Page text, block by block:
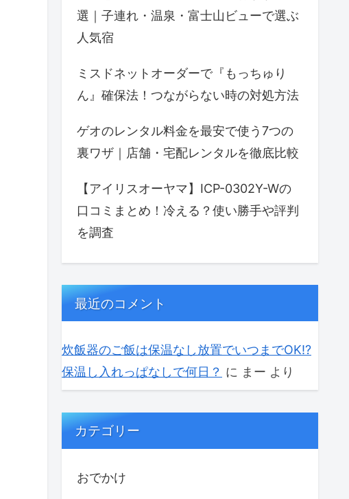
選｜子連れ・温泉・富士山ビューで選ぶ
人気宿
ミスドネットオーダーで『もっちゅり
ん』確保法！つながらない時の対処方法
ゲオのレンタル料金を最安で使う7つの
裏ワザ｜店舗・宅配レンタルを徹底比較
【アイリスオーヤマ】ICP-0302Y-Wの
口コミまとめ！冷える？使い勝手や評判
を調査
最近のコメント
炊飯器のご飯は保温なし放置でいつまでOK⁉
保温し入れっぱなしで何日？ に まー より
カテゴリー
おでかけ